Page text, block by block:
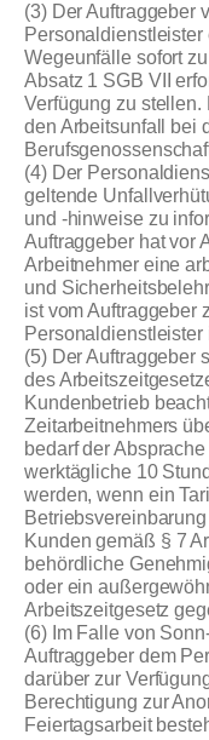
(3) Der Auftraggeber
Wegeunfälle sofort
Absatz 1 SGB VII
Verfügung zu
den Arbeitsunfall bei
(4) Der
geltende
und -hinweise zu
Auftraggeber hat vor
Arbeitnehmer eine
und
ist vom Auftraggeber
(5) Der Auftraggeber
des
Kundenbetrieb
Zeitarbeitnehmers
bedarf der
werktägliche 10
werden, wenn ein
Kunden gemäß § 7
behördliche
oder ein
Arbeitszeitgesetz
(6) Im Falle von
Auftraggeber dem
darüber zur
Berechtigung zur
Feiertagsarbeit